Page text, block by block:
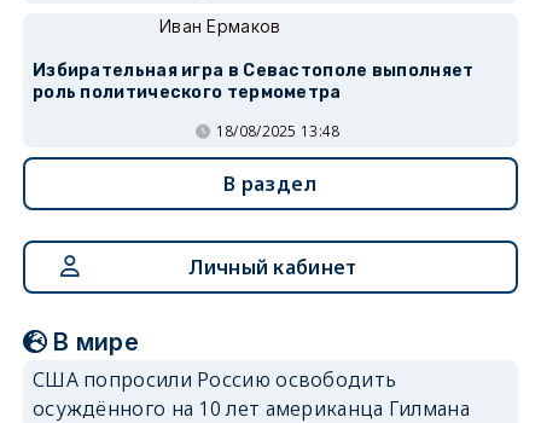
Иван Ермаков
Избирательная игра в Севастополе выполняет
роль политического термометра
18/08/2025 13:48
В раздел
Личный кабинет
В мире
США попросили Россию освободить
осуждённого на 10 лет американца Гилмана